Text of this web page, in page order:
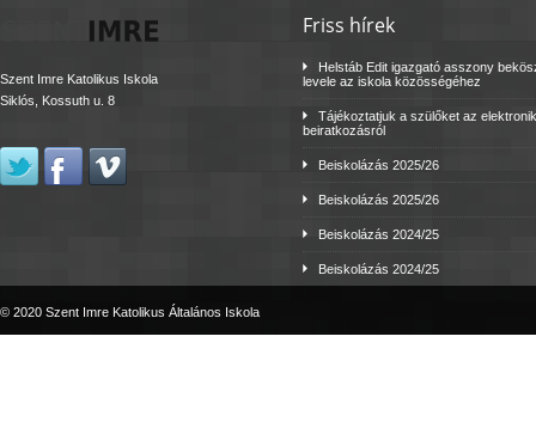
Szent Imre Katolikus Iskola
Siklós, Kossuth u. 8
Friss hírek
Helstáb Edit igazgató asszony
levele az iskola közösségéhez
Tájékoztatjuk a szülőket az
beiratkozásról
Beiskolázás 2025/26
Beiskolázás 2025/26
Beiskolázás 2024/25
Beiskolázás 2024/25
© 2020 Szent Imre Katolikus Általános Iskola